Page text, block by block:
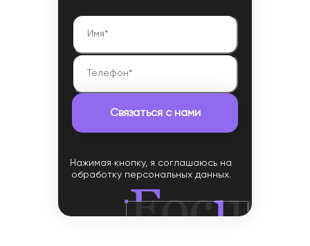
Нажимая кнопку, я соглашаюсь на
обработку персональных данных.